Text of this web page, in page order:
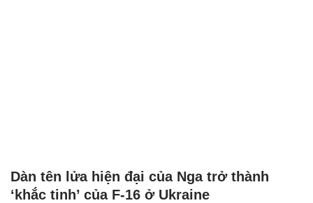
Dàn tên lửa hiện đại của Nga trở thành
‘khắc tinh’ của F-16 ở Ukraine